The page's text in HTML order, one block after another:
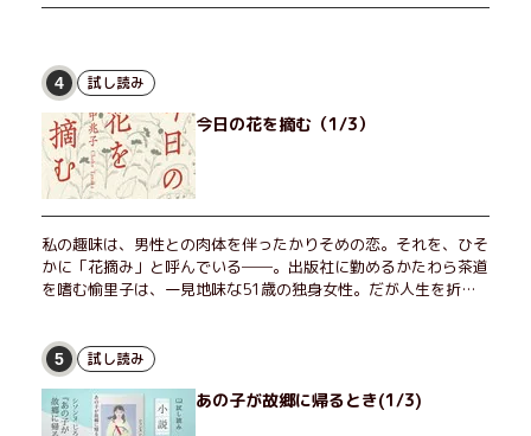
4 試し読み
今日の花を摘む（1/3）
私の趣味は、男性との肉体を伴ったかりそめの恋。それを、ひそ
かに「花摘み」と呼んでいる──。出版社に勤めるかたわら茶道
を嗜む愉里子は、一見地味な51歳の独身女性。だが人生を折り
せる男が現れた。茶の湯の粋人、70歳の万江島だ。だが彼に
は、ある秘密があった……。自分の心と身体を偽らない女たちの
姿と、その連帯を描く。赤裸々にして切実な、セクシュアリティ
をめぐる物語。
5 試し読み
あの子が故郷に帰るとき(1/3)